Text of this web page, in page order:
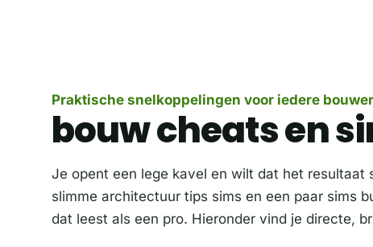
Praktische snelkoppelingen voor iedere bouwer
bouw cheats en
Je opent een lege kavel en wilt dat het resultaat
slimme architectuur tips sims en een paar sims
dat leest als een pro. Hieronder vind je directe,